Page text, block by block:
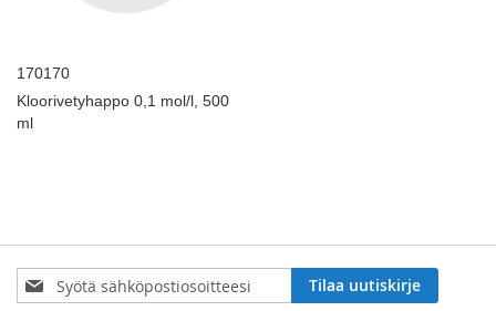
170170
Kloorivetyhappo 0,1 mol/l, 500
ml
Tilaa
uutiskirjeemme:
Tilaa uutiskirje